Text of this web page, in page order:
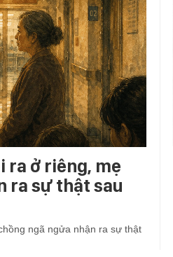
ra ở riêng, mẹ
ra sự thật sau
ngã ngửa nhận ra sự thật